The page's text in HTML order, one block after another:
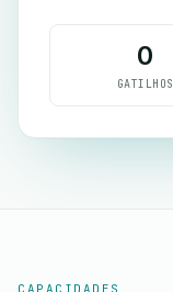
0
GATILHOS
CAPACIDADES